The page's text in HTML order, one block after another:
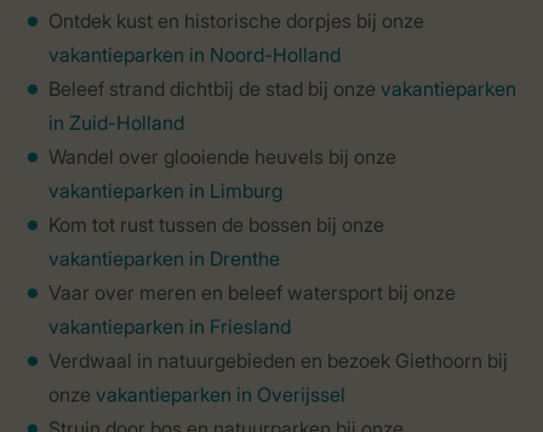
Ontdek kust en historische dorpjes bij onze
vakantieparken in Noord-Holland
Beleef strand dichtbij de stad bij onze vakantieparken
in Zuid-Holland
Wandel over glooiende heuvels bij onze
vakantieparken in Limburg
Kom tot rust tussen de bossen bij onze
vakantieparken in Drenthe
Vaar over meren en beleef watersport bij onze
vakantieparken in Friesland
Verdwaal in natuurgebieden en bezoek Giethoorn bij
onze vakantieparken in Overijssel